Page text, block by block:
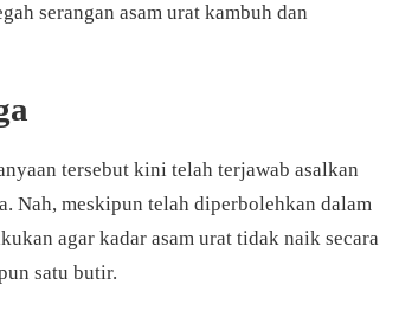
serangan asam urat kambuh dan
tersebut kini telah terjawab asalkan
Nah, meskipun telah diperbolehkan dalam
agar kadar asam urat tidak naik secara
satu butir.